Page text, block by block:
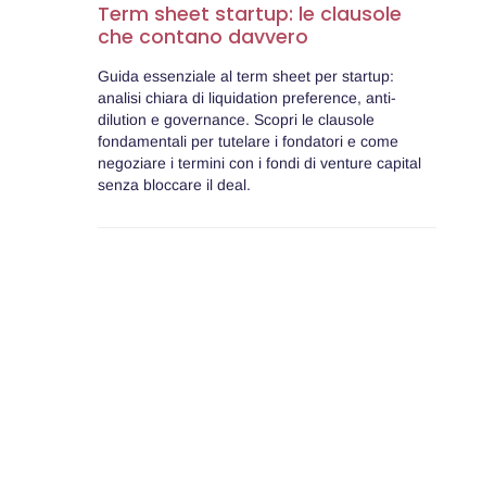
Term sheet startup: le clausole
che contano davvero
Guida essenziale al term sheet per startup:
analisi chiara di liquidation preference, anti-
dilution e governance. Scopri le clausole
fondamentali per tutelare i fondatori e come
negoziare i termini con i fondi di venture capital
senza bloccare il deal.